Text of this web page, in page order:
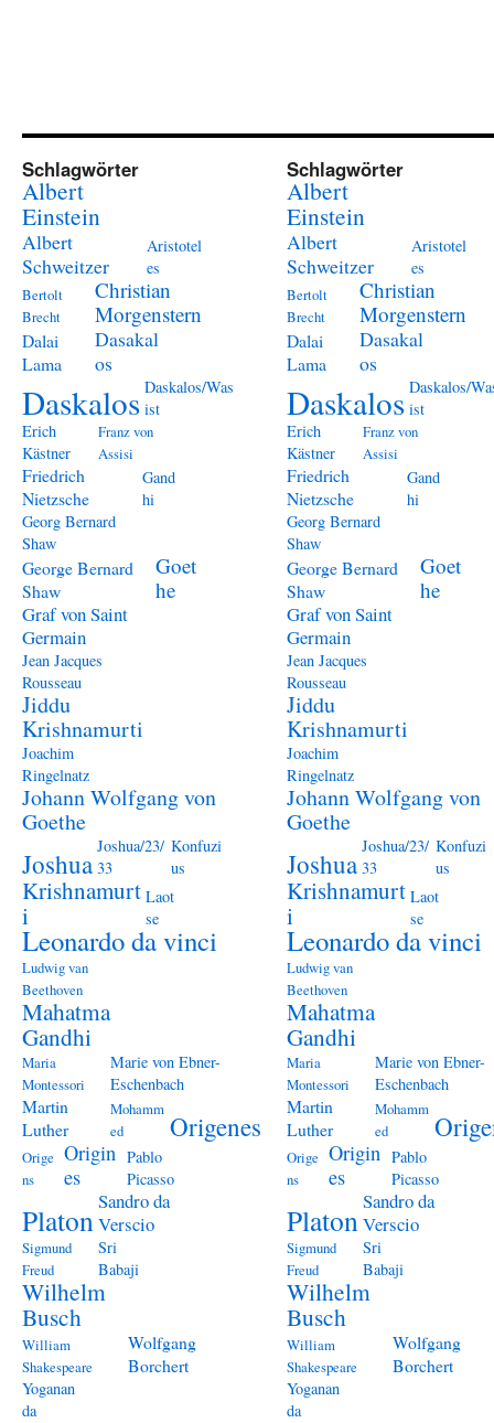
Schlagwörter
Albert
Einstein
Albert
Schweitzer
Aristotel
es
Bertolt
Brecht
Christian
Morgenstern
Dalai
Lama
Dasakal
os
Daskalos Daskalos/Was
ist
Erich
Kästner
Franz von
Assisi
Friedrich
Nietzsche
Gand
hi
Georg Bernard
Shaw
George Bernard
Shaw
Goet
he
Graf von Saint
Germain
Jean Jacques
Rousseau
Jiddu
Krishnamurti
Joachim
Ringelnatz
Johann Wolfgang von
Goethe
Joshua
Joshua/23/
33
Konfuzi
us
Krishnamurt
i
Laot
se
Leonardo da vinci
Ludwig van
Beethoven
Mahatma
Gandhi
Maria
Montessori
Marie von Ebner-
Eschenbach
Martin
Luther
Mohamm
ed
Origenes
Orige
ns
Origin
es
Pablo
Picasso
Platon
Sandro da
Verscio
Sigmund
Freud
Sri
Babaji
Wilhelm
Busch
William
Shakespeare
Wolfgang
Borchert
Yoganan
da
Schlagwörter
Albert
Einstein
Albert
Schweitzer
Aristotel
es
Bertolt
Brecht
Christian
Morgenstern
Dalai
Lama
Dasakal
os
Daskalos Daskalos/
ist
Erich
Kästner
Franz von
Assisi
Friedrich
Nietzsche
Gand
hi
Georg Bernard
Shaw
George Bernard
Shaw
Goet
he
Graf von Saint
Germain
Jean Jacques
Rousseau
Jiddu
Krishnamurti
Joachim
Ringelnatz
Johann Wolfgang von
Goethe
Joshua
Joshua/23/
33
Konfuzi
us
Krishnamurt
i
Laot
se
Leonardo da vinci
Ludwig van
Beethoven
Mahatma
Gandhi
Maria
Montessori
Marie von Ebner-
Eschenbach
Martin
Luther
Mohamm
ed
Orige
ns
Origin
es
Pablo
Picasso
Platon
Sandro da
Verscio
Sigmund
Freud
Sri
Babaji
Wilhelm
Busch
William
Shakespeare
Wolfgang
Borchert
Yoganan
da